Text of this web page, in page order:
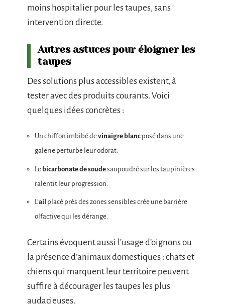
moins hospitalier pour les taupes, sans
intervention directe.
Autres astuces pour éloigner les
taupes
Des solutions plus accessibles existent, à
tester avec des produits courants. Voici
quelques idées concrètes :
Un chiffon imbibé devinaigre blanc posé dans une
galerie perturbe leur odorat.
Le bicarbonate de soudesaupoudré sur les taupinières
ralentit leur progression.
L’ail placé près des zones sensibles crée une barrière
olfactive qui les dérange.
Certains évoquent aussi l’usage d’oignons ou
la présence d’animaux domestiques : chats et
chiens qui marquent leur territoire peuvent
suffire à décourager les taupes les plus
audacieuses.